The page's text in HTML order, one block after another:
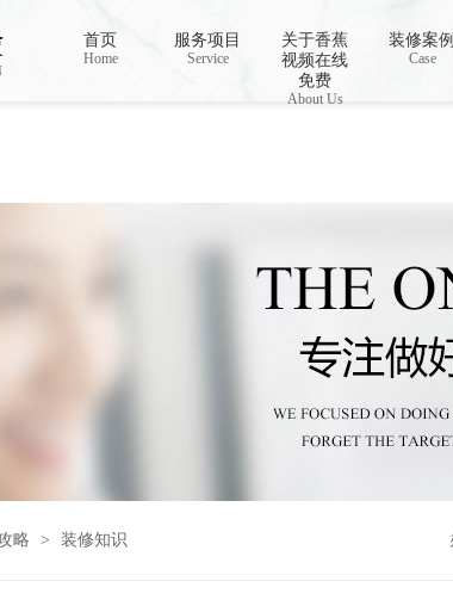
db/90696/3f68c.html): failed to open stream: No such file or directory in
导航,黄色香蕉视频下载,91香蕉
首页
Home
服务项目
Service
关于香蕉
视频在线
免费
About Us
装修案例
Case
略 > 装修知识